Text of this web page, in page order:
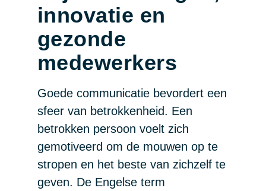
innovatie en
gezonde
medewerkers
Goede communicatie bevordert een
sfeer van betrokkenheid. Een
betrokken persoon voelt zich
gemotiveerd om de mouwen op te
stropen en het beste van zichzelf te
geven. De Engelse term